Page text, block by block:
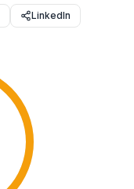
LinkedIn